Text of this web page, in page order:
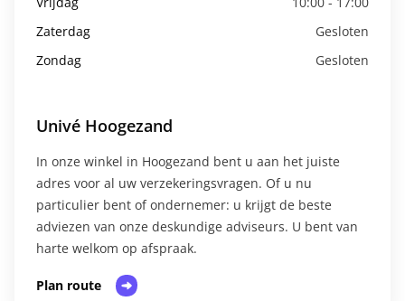
Zaterdag
Gesloten
Zondag
Gesloten
Univé Hoogezand
In onze winkel in Hoogezand bent u aan het juiste
adres voor al uw verzekeringsvragen. Of u nu
particulier bent of ondernemer: u krijgt de beste
adviezen van onze deskundige adviseurs. U bent van
harte welkom op afspraak.​
Plan route